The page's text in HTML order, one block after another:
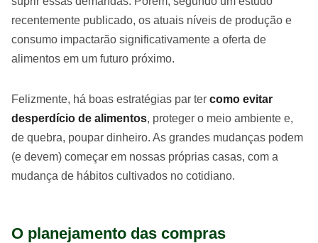
recentemente publicado, os atuais níveis de produção e
consumo impactarão significativamente a oferta de
alimentos em um futuro próximo.
Felizmente, há boas estratégias par ter como evitar
desperdício de alimentos, proteger o meio ambiente e,
de quebra, poupar dinheiro. As grandes mudanças podem
(e devem) começar em nossas próprias casas, com a
mudança de hábitos cultivados no cotidiano.
O planejamento das compras